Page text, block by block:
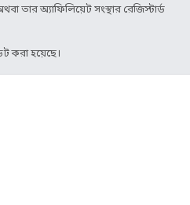
তার অ্যাফিলিয়েট সংস্থার রেজিস্টার্ড
করা হয়েছে।